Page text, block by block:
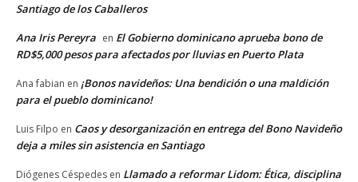
Santiago de los Caballeros
Ana Iris Pereyra en El Gobierno dominicano aprueba bono de
RD$5,000 pesos para afectados por lluvias en Puerto Plata
Ana fabian en ¡Bonos navideños: Una bendición o una maldición
para el pueblo dominicano!
Luis Filpo en Caos y desorganización en entrega del Bono Navideño
deja a miles sin asistencia en Santiago
Diógenes Céspedes en Llamado a reformar Lidom: Ética, disciplina